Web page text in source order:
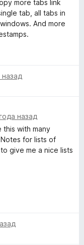
more tabs link
tab, all tabs in
And more
назад
назад
this with many
for lists of
give me a nice lists